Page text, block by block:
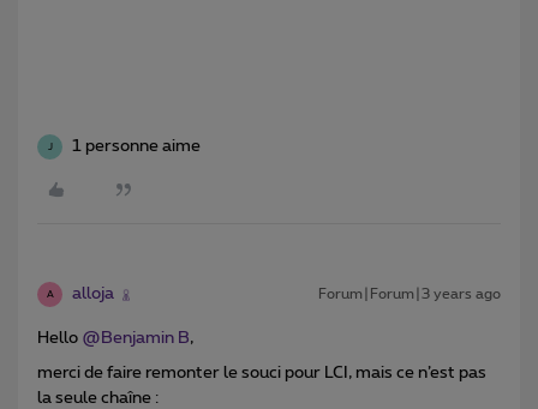
1 personne aime
A alloja Forum|Forum|3 years ago
Hello @Benjamin B,
merci de faire remonter le souci pour LCI, mais ce n’est pas
la seule chaîne :